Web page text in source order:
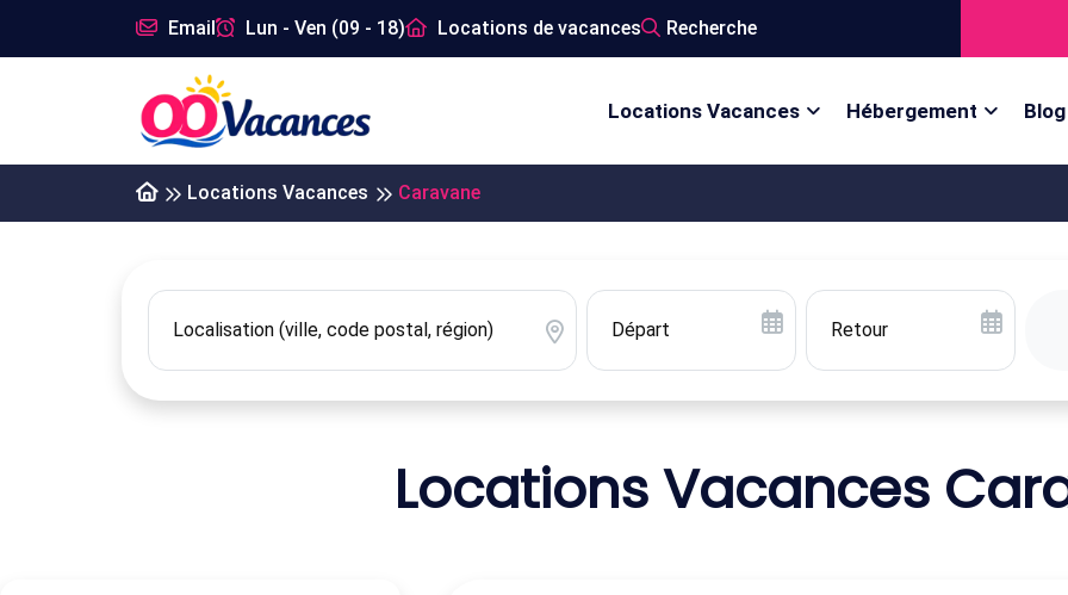
Email Lun - Ven (09 - 18) Locations de vacances Recherche
Locations Vacances Hébergement Blog
Locations Vacances Caravane
Locations Vacances